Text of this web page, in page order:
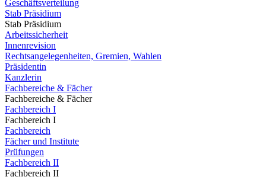
Geschäftsverteilung
Stab Präsidium
Stab Präsidium
Arbeitssicherheit
Innenrevision
Rechtsangelegenheiten, Gremien, Wahlen
Präsidentin
Kanzlerin
Fachbereiche & Fächer
Fachbereiche & Fächer
Fachbereich I
Fachbereich I
Fachbereich
Fächer und Institute
Prüfungen
Fachbereich II
Fachbereich II